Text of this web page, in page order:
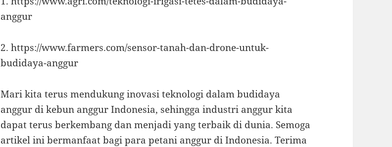
anggur
2. https://www.farmers.com/sensor-tanah-dan-drone-untuk-
budidaya-anggur
Mari kita terus mendukung inovasi teknologi dalam budidaya
anggur di kebun anggur Indonesia, sehingga industri anggur kita
dapat terus berkembang dan menjadi yang terbaik di dunia. Semoga
artikel ini bermanfaat bagi para petani anggur di Indonesia. Terima